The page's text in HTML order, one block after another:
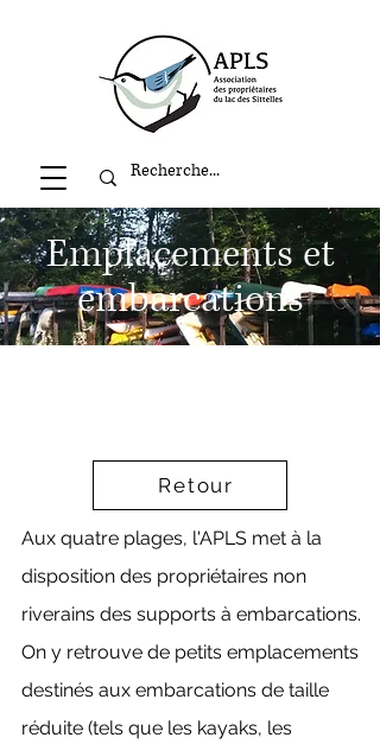
Emplacements et
embarcations
Retour
Aux quatre plages, l'APLS met à la
disposition des propriétaires non
riverains des supports à embarcations.
On y retrouve de petits emplacements
destinés aux embarcations de taille
réduite (tels que les kayaks, les